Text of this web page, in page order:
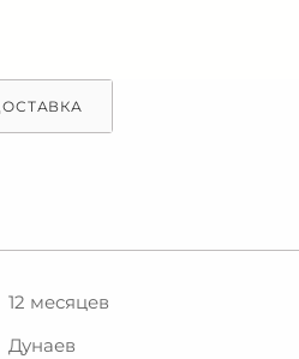
12 месяцев
Дунаев